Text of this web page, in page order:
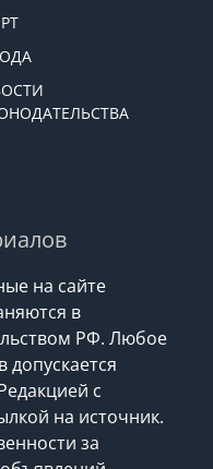
на сайте
в
РФ. Любое
допускается
с
на источник.
за